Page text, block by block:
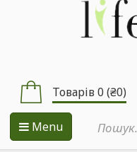
Товарів 0 (₴0)
Menu